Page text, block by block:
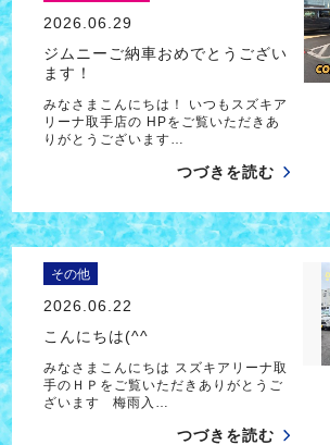
2026.06.29
ジムニーご納車おめでとうござい
ます！
みなさまこんにちは！ いつもスズキア
リーナ取手店の HPをご覧いただきあ
りがとうございます…
つづきを読む
その他
2026.06.22
こんにちは(^^ゞ
みなさまこんにちは スズキアリーナ取
手のＨＰをご覧いただきありがとうご
ざいます 梅雨入…
つづきを読む